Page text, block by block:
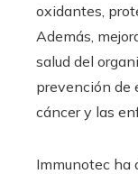
oxidantes,
Además,
salud del
prevención de
cáncer y las
Immunotec ha